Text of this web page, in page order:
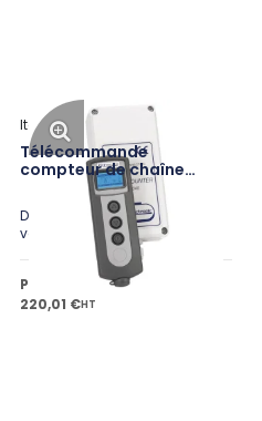
Télécommande
compteur de chaîne
Italwinch
Disponible en plusieurs
variantes
Prix public à partir de
220,01 €HT